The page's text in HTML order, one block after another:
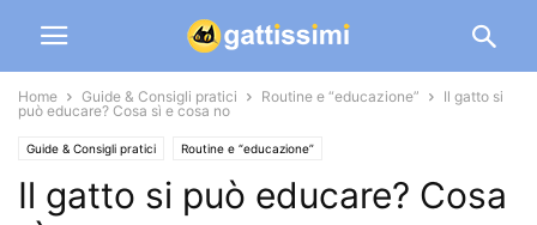
Home Guide & Consigli pratici Routine e “educazione”
Il gatto si
può educare? Cosa sì e cosa no
Guide & Consigli pratici Routine e “educazione”
Il gatto si può educare? Cosa